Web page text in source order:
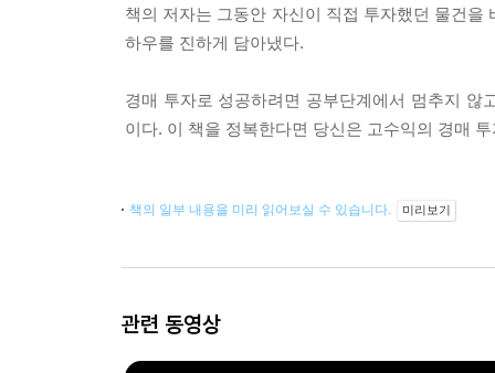
책의 저자는 그동안 자신이 직접 투자했던 물건
하우를 진하게 담아냈다.
경매 투자로 성공하려면 공부단계에서 멈추지
이다. 이 책을 정복한다면 당신은 고수익의 경매
책의 일부 내용을 미리 읽어보실 수 있습니다. 미리보기
관련 동영상